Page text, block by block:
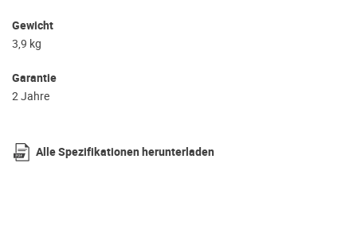
Gewicht
3,9 kg
Garantie
2 Jahre
Alle Spezifikationen herunterladen